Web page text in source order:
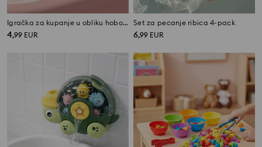
Igračka za kupanje u obliku hobotnice
4,99 EUR
Set za pecanje ribica 4-pack
6,99 EUR